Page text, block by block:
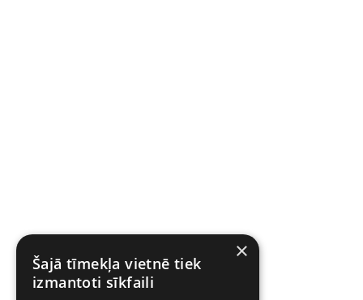
×
Šajā tīmekļa vietnē tiek
izmantoti sīkfaili